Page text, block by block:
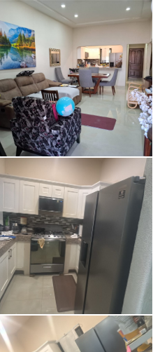
Image caption
Image caption
Image caption